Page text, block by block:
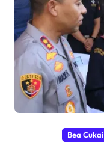
Bea Cukai